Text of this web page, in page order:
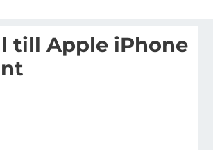
till Apple iPhone